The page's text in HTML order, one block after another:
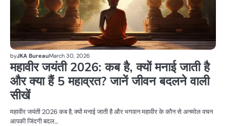
byJKA BureauMarch 30, 2026
महावीर जयंती 2026: कब है, क्यों मनाई जाती है
और क्या हैं 5 महाव्रत? जानें जीवन बदलने वाली
सीखें
महावीर जयंती 2026 कब है, क्यों मनाई जाती है और भगवान महावीर के कौन से अनमोल वचन
आपकी जिंदगी बदल…